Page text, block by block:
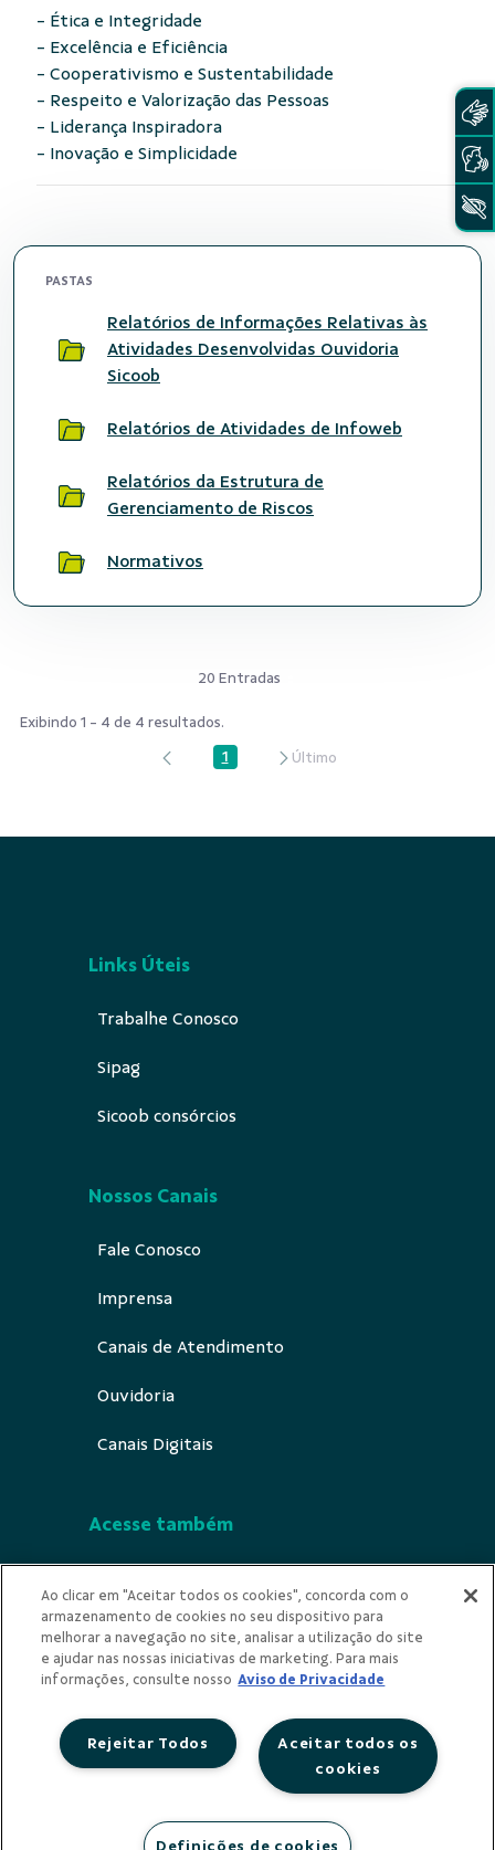
- Ética e Integridade
- Excelência e Eficiência
- Cooperativismo e Sustentabilidade
- Respeito e Valorização das Pessoas
- Liderança Inspiradora
- Inovação e Simplicidade
PASTAS
Relatórios de Informações Relativas às
Atividades Desenvolvidas Ouvidoria
Sicoob
Relatórios de Atividades de Infoweb
Relatórios da Estrutura de
Gerenciamento de Riscos
Normativos
20 Entradas
Exibindo 1 - 4 de 4 resultados.
Página
1
Links Úteis
Trabalhe Conosco
Sipag
Sicoob consórcios
Nossos Canais
Fale Conosco
Imprensa
Canais de Atendimento
Ouvidoria
Canais Digitais
Acesse também
Indícios de Ilícitude
Privacidade
Ao clicar em "Aceitar todos os cookies", concorda com o
armazenamento de cookies no seu dispositivo para
melhorar a navegação no site, analisar a utilização do site
e ajudar nas nossas iniciativas de marketing. Para mais
informações, consulte nosso Aviso de Privacidade
Aceitar todos os
cookies
Rejeitar Todos
Definições de cookies